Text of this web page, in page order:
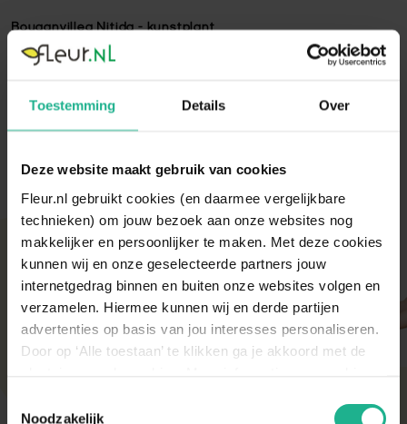
Toestemming Details Over
Deze website maakt gebruik van cookies
Fleur.nl gebruikt cookies (en daarmee vergelijkbare
technieken) om jouw bezoek aan onze websites nog
makkelijker en persoonlijker te maken. Met deze cookies
kunnen wij en onze geselecteerde partners jouw
internetgedrag binnen en buiten onze websites volgen en
verzamelen. Hiermee kunnen wij en derde partijen
advertenties op basis van jou interesses personaliseren.
Door op ‘Alle toestaan’ te klikken ga je akkoord met de
decookieverklaring op onze website.
Noodzakelijk
Bouganvillea Nitida - kunstplant
Bouganvillea Nitida - kunstplant - 150 centimeter
Lees volledige omschrijving
Met aandacht verpakt
direct van de kweker binnen. Verser kan niet!
Zodra de planten bij ons binnen zijn, vindt er altijd
een kwaliteitscontrole en strenge keuring plaats.
De planten worden daarna (in de meeste gevallen)